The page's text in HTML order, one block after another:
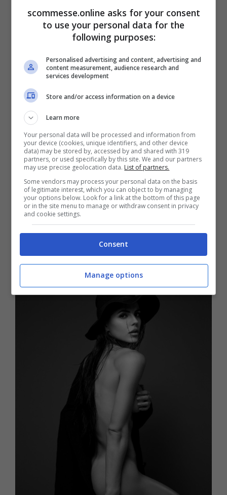
tanto. Sia a livello energetico che a livello
di tempo. Tuttavia, oltre a toglierle tanto è
follower crescono ogni giorno, e la
community fitness la riconosce come
un’autorità a tutti gli effetti
Tralasciando ciò che lei riesce a dare alla
piattaforma, il suo contributo oltre ad
essere prezioso come divulgazione lo è allo
stesso modo anche dal punto di vista
estetico. E in quale modo riesce a
contribuire? Ovviamente postatofoto su
, questa volta con una
“tintura” inedita.
scommesse.online asks for your consent
to use your personal data for the
following purposes:
Personalised advertising and content, advertising and
content measurement, audience research and
services development
Store and/or access information on a device
Learn more
Your personal data will be processed and information from
your device (cookies, unique identifiers, and other device
data) may be stored by, accessed by and shared with 319
partners, or used specifically by this site. We and our partners
may use precise geolocation data. List of partners.
Some vendors may process your personal data on the basis
of legitimate interest, which you can object to by managing
your options below. Look for a link at the bottom of this page
or in the site menu to manage or withdraw consent in privacy
and cookie settings.
Consent
Manage options